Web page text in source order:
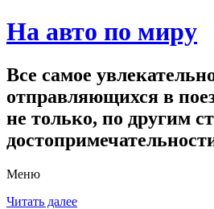
На авто по миру
Все самое
отправляющихся в
не только, по другим
Меню
Читать далее